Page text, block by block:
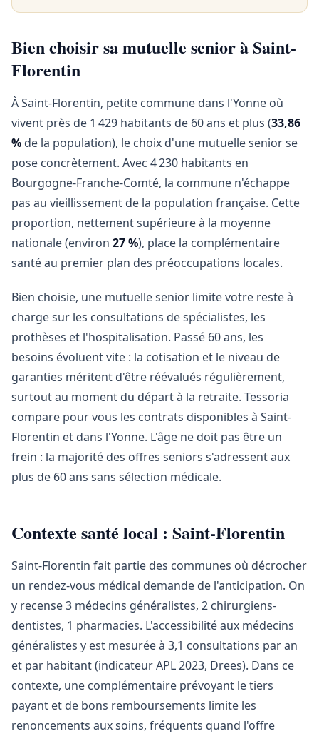
Bien choisir sa mutuelle senior à Saint-
Florentin
À Saint-Florentin, petite commune dans l'Yonne où
vivent près de 1 429 habitants de 60 ans et plus (33,86
% de la population), le choix d'une mutuelle senior se
pose concrètement. Avec 4 230 habitants en
Bourgogne-Franche-Comté, la commune n'échappe
pas au vieillissement de la population française. Cette
proportion, nettement supérieure à la moyenne
nationale (environ 27 %), place la complémentaire
santé au premier plan des préoccupations locales.
Bien choisie, une mutuelle senior limite votre reste à
charge sur les consultations de spécialistes, les
prothèses et l'hospitalisation. Passé 60 ans, les
besoins évoluent vite : la cotisation et le niveau de
garanties méritent d'être réévalués régulièrement,
surtout au moment du départ à la retraite. Tessoria
compare pour vous les contrats disponibles à Saint-
Florentin et dans l'Yonne. L'âge ne doit pas être un
frein : la majorité des offres seniors s'adressent aux
plus de 60 ans sans sélection médicale.
Contexte santé local : Saint-Florentin
Saint-Florentin fait partie des communes où décrocher
un rendez-vous médical demande de l'anticipation. On
y recense 3 médecins généralistes, 2 chirurgiens-
dentistes, 1 pharmacies. L'accessibilité aux médecins
généralistes y est mesurée à 3,1 consultations par an
et par habitant (indicateur APL 2023, Drees). Dans ce
contexte, une complémentaire prévoyant le tiers
payant et de bons remboursements limite les
renoncements aux soins, fréquents quand l'offre